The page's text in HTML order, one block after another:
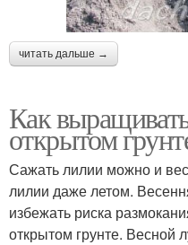
читать дальше →
Как
открытом
Сажать лилии можно и
лилии даже летом.
избежать риска
открытом грунте. Весной